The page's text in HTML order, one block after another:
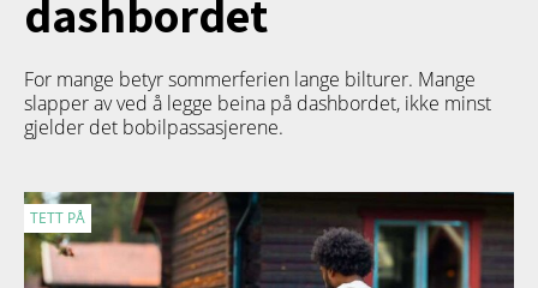
dashbordet
For mange betyr sommerferien lange bilturer. Mange
slapper av ved å legge beina på dashbordet, ikke minst
gjelder det bobilpassasjerene.
TETT PÅ